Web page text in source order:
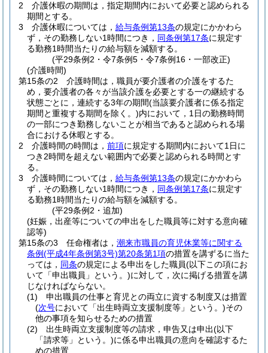
2
介護休暇の期間は，指定期間内において必要と認められる
期間とする。
3
介護休暇については， 給与条例第13条の規定にかかわら
ず，その勤務しない1時間につき， 同条例第17条に規定す
る勤務1時間当たりの給与額を減額する。
(平29条例2・令7条例5・令7条例16・一部改正)
(介護時間)
第15条の2
介護時間は，職員が要介護者の介護をするた
め，要介護者の各々が当該介護を必要とする一の継続する
状態ごとに，連続する3年の期間(当該要介護者に係る指定
期間と重複する期間を除く。)内において，1日の勤務時間
の一部につき勤務しないことが相当であると認められる場
合における休暇とする。
2
介護時間の時間は， 前項に規定する期間内において1日に
つき2時間を超えない範囲内で必要と認められる時間とす
る。
3
介護時間については， 給与条例第13条の規定にかかわら
ず，その勤務しない1時間につき， 同条例第17条に規定す
る勤務1時間当たりの給与額を減額する。
(平29条例2・追加)
(妊娠，出産等についての申出をした職員等に対する意向確
認等)
第15条の3
任命権者は， 潮来市職員の育児休業等に関する
条例(平成4年条例第3号)第20条第1項の措置を講ずるに当た
っては， 同条の規定による申出をした職員(以下この項にお
いて「申出職員」という。)に対して，次に掲げる措置を講
じなければならない。
(1)
申出職員の仕事と育児との両立に資する制度又は措置
(次号において「出生時両立支援制度等」という。)その
他の事項を知らせるための措置
(2)
出生時両立支援制度等の請求，申告又は申出(以下
「請求等」という。)に係る申出職員の意向を確認するた
めの措置